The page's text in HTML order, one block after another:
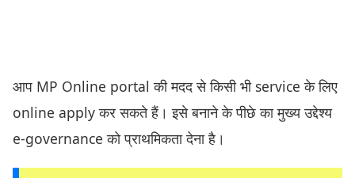
आप MP Online portal की मदद से किसी भी service के लिए
online apply कर सकते हैं। इसे बनाने के पीछे का मुख्य उद्देश्य
e-governance को प्राथमिकता देना है।